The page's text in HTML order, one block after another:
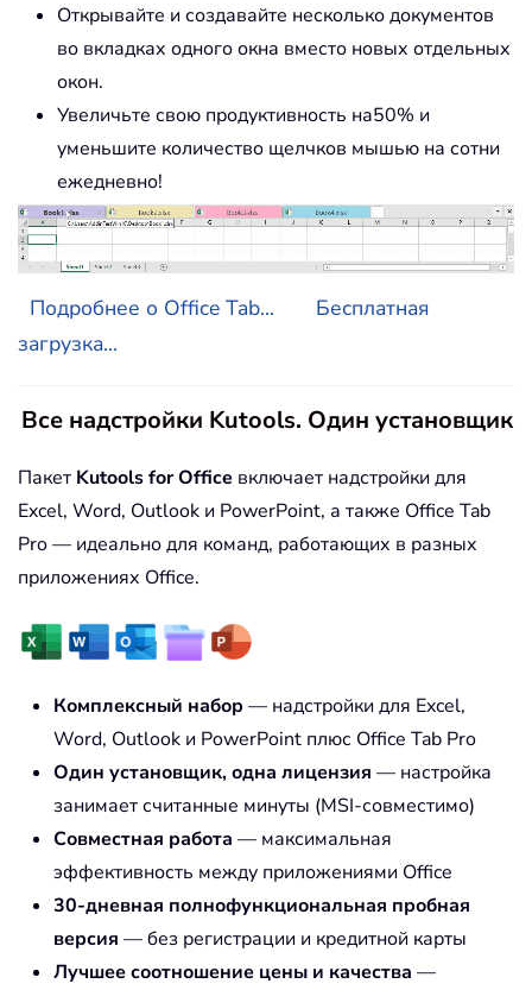
Открывайте и создавайте несколько документов
во вкладках одного окна вместо новых отдельных
окон.
Увеличьте свою продуктивность на50% и
уменьшите количество щелчков мышью на сотни
ежедневно!
Подробнее о Office Tab...
Бесплатная
загрузка...
Все надстройки Kutools. Один установщик
Пакет Kutools for Office включает надстройки для
Excel, Word, Outlook и PowerPoint, а также Office Tab
Pro — идеально для команд, работающих в разных
приложениях Office.
Комплексный набор — надстройки для Excel,
Word, Outlook и PowerPoint плюс Office Tab Pro
Один установщик, одна лицензия — настройка
занимает считанные минуты (MSI-совместимо)
Совместная работа — максимальная
эффективность между приложениями Office
30-дневная полнофункциональная пробная
версия — без регистрации и кредитной карты
Лучшее соотношение цены и качества —